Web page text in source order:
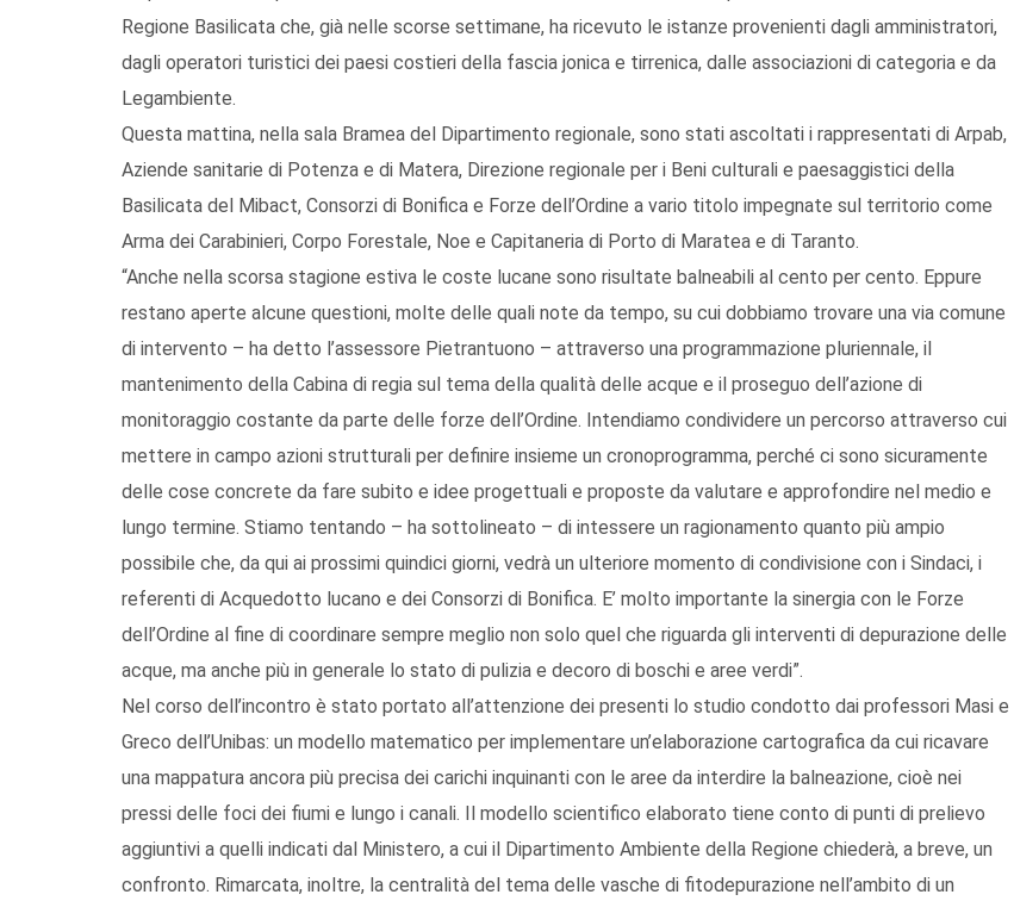
Regione Basilicata che, già nelle scorse settimane, ha ricevuto le istanze provenienti dagli amministratori,
dagli operatori turistici dei paesi costieri della fascia jonica e tirrenica, dalle associazioni di categoria e da
Legambiente.
Questa mattina, nella sala Bramea del Dipartimento regionale, sono stati ascoltati i rappresentati di Arpab,
Aziende sanitarie di Potenza e di Matera, Direzione regionale per i Beni culturali e paesaggistici della
Basilicata del Mibact, Consorzi di Bonifica e Forze dell’Ordine a vario titolo impegnate sul territorio come
Arma dei Carabinieri, Corpo Forestale, Noe e Capitaneria di Porto di Maratea e di Taranto.
“Anche nella scorsa stagione estiva le coste lucane sono risultate balneabili al cento per cento. Eppure
restano aperte alcune questioni, molte delle quali note da tempo, su cui dobbiamo trovare una via comune
di intervento – ha detto l’assessore Pietrantuono – attraverso una programmazione pluriennale, il
mantenimento della Cabina di regia sul tema della qualità delle acque e il proseguo dell’azione di
monitoraggio costante da parte delle forze dell’Ordine. Intendiamo condividere un percorso attraverso cui
mettere in campo azioni strutturali per definire insieme un cronoprogramma, perché ci sono sicuramente
delle cose concrete da fare subito e idee progettuali e proposte da valutare e approfondire nel medio e
lungo termine. Stiamo tentando – ha sottolineato – di intessere un ragionamento quanto più ampio
possibile che, da qui ai prossimi quindici giorni, vedrà un ulteriore momento di condivisione con i Sindaci, i
referenti di Acquedotto lucano e dei Consorzi di Bonifica. E’ molto importante la sinergia con le Forze
dell’Ordine al fine di coordinare sempre meglio non solo quel che riguarda gli interventi di depurazione delle
acque, ma anche più in generale lo stato di pulizia e decoro di boschi e aree verdi”.
Nel corso dell’incontro è stato portato all’attenzione dei presenti lo studio condotto dai professori Masi e
Greco dell’Unibas: un modello matematico per implementare un’elaborazione cartografica da cui ricavare
una mappatura ancora più precisa dei carichi inquinanti con le aree da interdire la balneazione, cioè nei
pressi delle foci dei fiumi e lungo i canali. Il modello scientifico elaborato tiene conto di punti di prelievo
aggiuntivi a quelli indicati dal Ministero, a cui il Dipartimento Ambiente della Regione chiederà, a breve, un
confronto. Rimarcata, inoltre, la centralità del tema delle vasche di fitodepurazione nell’ambito di un